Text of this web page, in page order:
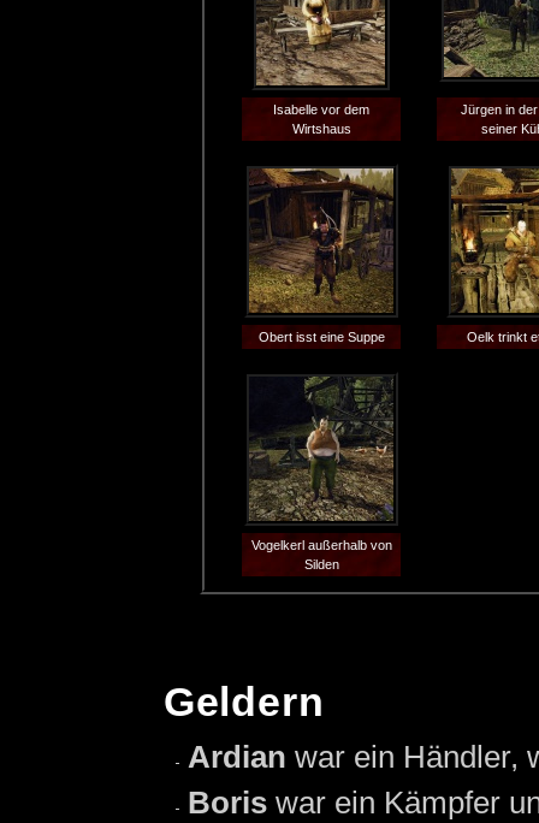
Isabelle vor dem
Wirtshaus
Jürgen in
seiner
Obert isst eine Suppe Oelk trinkt
Vogelkerl außerhalb von
Silden
Geldern
Ardian war ein Händler,
Boris war ein Kämpfer